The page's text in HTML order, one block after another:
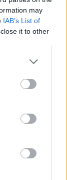
may
IAB’s List of
it to other